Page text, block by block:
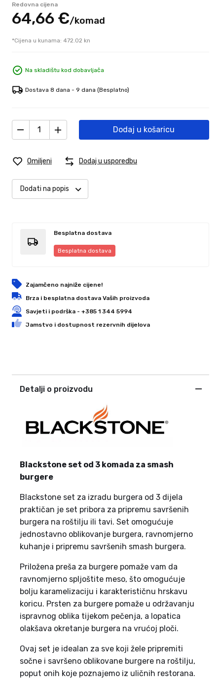
Redovna cijena
64,66 €/komad
*Cijena u kunama: 472.02 kn
Na skladištu kod dobavljača
Dostava 8 dana - 9 dana (Besplatno)
Dodaj u košaricu
Omiljeni Dodaj u usporedbu
Dodati na popis
Besplatna dostava
Besplatna dostava
Zajamčeno najniže cijene!
Brza i besplatna dostava Vaših proizvoda
Savjeti i podrška - +385 1 344 5994
Jamstvo i dostupnost rezervnih dijelova
Detalji o proizvodu
Blackstone set od 3 komada za smash
burgere
Blackstone set za izradu burgera od 3 dijela
praktičan je set pribora za pripremu savršenih
burgera na roštilju ili tavi. Set omogućuje
jednostavno oblikovanje burgera, ravnomjerno
kuhanje i pripremu savršenih smash burgera.
Priložena preša za burgere pomaže vam da
ravnomjerno spljoštite meso, što omogućuje
bolju karamelizaciju i karakterističnu hrskavu
koricu. Prsten za burgere pomaže u održavanju
ispravnog oblika tijekom pečenja, a lopatica
olakšava okretanje burgera na vrućoj ploči.
Ovaj set je idealan za sve koji žele pripremiti
sočne i savršeno oblikovane burgere na roštilju,
poput onih koje poznajemo iz uličnih restorana.